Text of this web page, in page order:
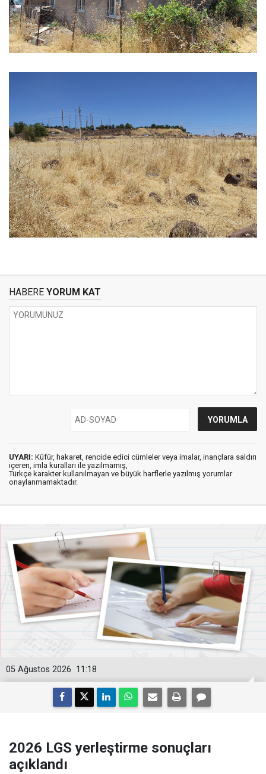
HABERE YORUM KAT
UYARI: Küfür, hakaret, rencide edici cümleler veya imalar, inançlara saldırı
içeren, imla kuralları ile yazılmamış,
Türkçe karakter kullanılmayan ve büyük harflerle yazılmış yorumlar
onaylanmamaktadır.
11:18
05 Ağustos 2026
2026 LGS yerleştirme sonuçları
açıklandı